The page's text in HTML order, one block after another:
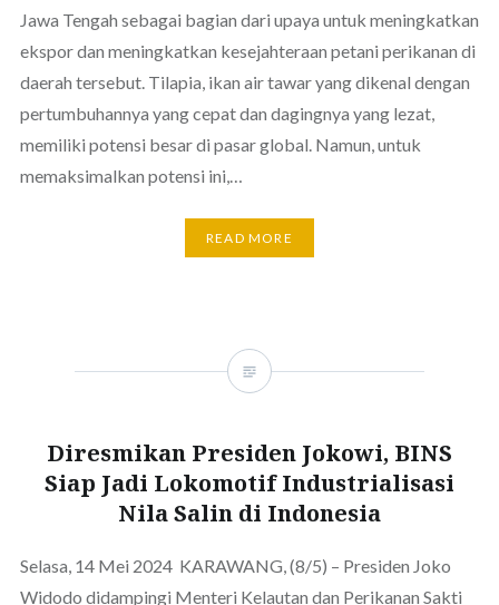
Jawa Tengah sebagai bagian dari upaya untuk meningkatkan
ekspor dan meningkatkan kesejahteraan petani perikanan di
daerah tersebut. Tilapia, ikan air tawar yang dikenal dengan
pertumbuhannya yang cepat dan dagingnya yang lezat,
memiliki potensi besar di pasar global. Namun, untuk
memaksimalkan potensi ini,…
READ MORE
Diresmikan Presiden Jokowi, BINS
Siap Jadi Lokomotif Industrialisasi
Nila Salin di Indonesia
Selasa, 14 Mei 2024 KARAWANG, (8/5) – Presiden Joko
Widodo didampingi Menteri Kelautan dan Perikanan Sakti